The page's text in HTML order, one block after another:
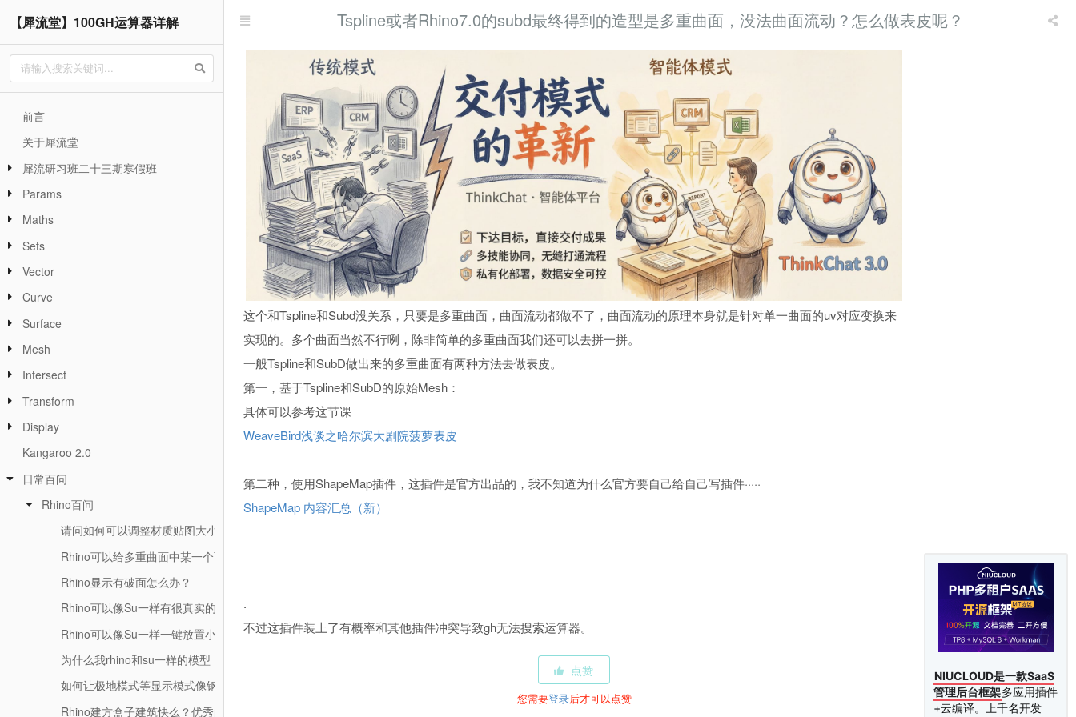
NIUCLOUD是一款SaaS
管理后台框架多应用插件
+云编译。上千名开发
【犀流堂】100GH运算器详解
前言
关于犀流堂
犀流研习班二十三期寒假班
Params
Maths
Sets
Vector
Curve
Surface
Mesh
Intersect
Transform
Display
Kangaroo 2.0
日常百问
Rhino百问
请问如何可以调整材质贴图大小？如何给材质？
Rhino可以给多重曲面中某一个面单独赋予一个材质么？
Rhino显示有破面怎么办？
Rhino可以像Su一样有很真实的阴影么?
Rhino可以像Su一样一键放置小人来放置视角么？
为什么我rhino和su一样的模型，rhino会比su卡?
如何让极地模式等显示模式像钢笔模式一样显示外轮廓?
Rhino建方盒子建筑快么？优秀的建模习惯是什么？
Tspline或者Rhino7.0的subd最终得到的造型是多重曲面，没法曲面流动？怎么做表皮呢？
这个和Tspline和Subd没关系，只要是多重曲面，曲面流动都做不了，曲面流动的原理本身就是针对单一曲面的uv对应变换来
实现的。多个曲面当然不行咧，除非简单的多重曲面我们还可以去拼一拼。
一般Tspline和SubD做出来的多重曲面有两种方法去做表皮。
第一，基于Tspline和SubD的原始Mesh：
具体可以参考这节课
WeaveBird浅谈之哈尔滨大剧院菠萝表皮
第二种，使用ShapeMap插件，这插件是官方出品的，我不知道为什么官方要自己给自己写插件·····
ShapeMap 内容汇总（新）
.
不过这插件装上了有概率和其他插件冲突导致gh无法搜索运算器。
点赞
您需要登录后才可以点赞